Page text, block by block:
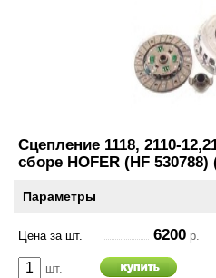
Сцепление 1118, 2110-
сборе HOFER (HF 530788)
Параметры
Цена за шт. 6200 р.
шт.